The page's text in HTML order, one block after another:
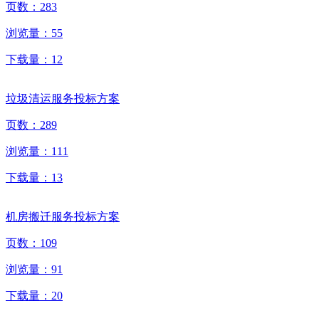
页数： 283
浏览量： 55
下载量： 12
垃圾清运服务投标方案
页数： 289
浏览量： 111
下载量： 13
机房搬迁服务投标方案
页数： 109
浏览量： 91
下载量： 20